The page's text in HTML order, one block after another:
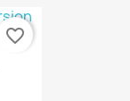
favorite_border